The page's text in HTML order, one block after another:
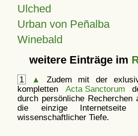
Ulched
Urban von Peñalba
Winebald
weitere Einträge im
1 ▲
Zudem mit der
kompletten Acta Sanctorum
durch persönliche Recherchen
die einzige
wissenschaftlicher Tiefe.